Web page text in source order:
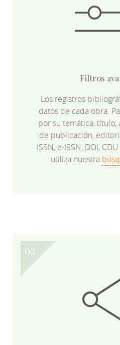
Filtros
Los registros
datos de cada obra.
por su temática, título,
de publicación,
ISSN, e-ISSN, DOI,
utiliza nuestra